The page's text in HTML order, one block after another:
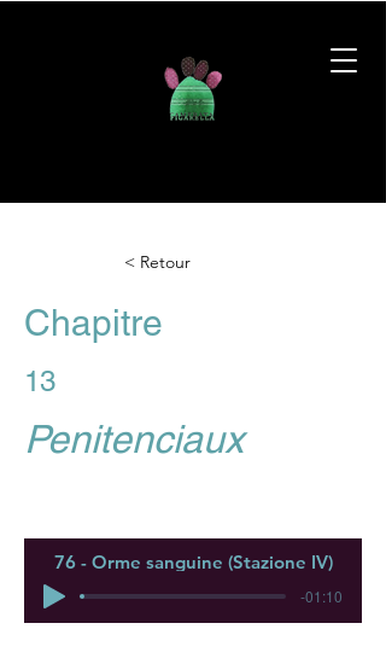
< Retour
Chapitre
13
Penitenciaux
76 - Orme sanguine (Stazione IV)
-01:10